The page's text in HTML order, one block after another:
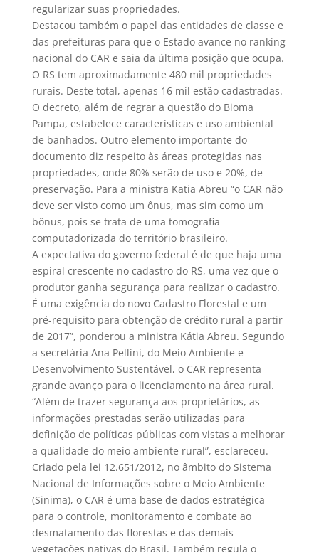
regularizar suas propriedades.
Destacou também o papel das entidades de classe e
das prefeituras para que o Estado avance no ranking
nacional do CAR e saia da última posição que ocupa.
O RS tem aproximadamente 480 mil propriedades
rurais. Deste total, apenas 16 mil estão cadastradas.
O decreto, além de regrar a questão do Bioma
Pampa, estabelece características e uso ambiental
de banhados. Outro elemento importante do
documento diz respeito às áreas protegidas nas
propriedades, onde 80% serão de uso e 20%, de
preservação. Para a ministra Katia Abreu “o CAR não
deve ser visto como um ônus, mas sim como um
bônus, pois se trata de uma tomografia
computadorizada do território brasileiro.
A expectativa do governo federal é de que haja uma
espiral crescente no cadastro do RS, uma vez que o
produtor ganha segurança para realizar o cadastro.
É uma exigência do novo Cadastro Florestal e um
pré-requisito para obtenção de crédito rural a partir
de 2017”, ponderou a ministra Kátia Abreu. Segundo
a secretária Ana Pellini, do Meio Ambiente e
Desenvolvimento Sustentável, o CAR representa
grande avanço para o licenciamento na área rural.
“Além de trazer segurança aos proprietários, as
informações prestadas serão utilizadas para
definição de políticas públicas com vistas a melhorar
a qualidade do meio ambiente rural”, esclareceu.
Criado pela lei 12.651/2012, no âmbito do Sistema
Nacional de Informações sobre o Meio Ambiente
(Sinima), o CAR é uma base de dados estratégica
para o controle, monitoramento e combate ao
desmatamento das florestas e das demais
vegetações nativas do Brasil. Também regula o